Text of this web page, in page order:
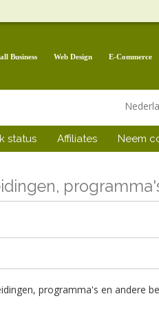
Business Web Design E-Commerce
status Affiliates Neem
programma's en andere